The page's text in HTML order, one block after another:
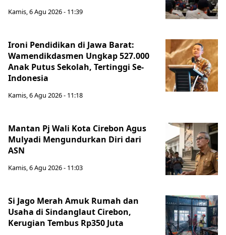
Kamis, 6 Agu 2026 - 11:39
Ironi Pendidikan di Jawa Barat:
Wamendikdasmen Ungkap 527.000
Anak Putus Sekolah, Tertinggi Se-
Indonesia
Kamis, 6 Agu 2026 - 11:18
Mantan Pj Wali Kota Cirebon Agus
Mulyadi Mengundurkan Diri dari
ASN
Kamis, 6 Agu 2026 - 11:03
Si Jago Merah Amuk Rumah dan
Usaha di Sindanglaut Cirebon,
Kerugian Tembus Rp350 Juta